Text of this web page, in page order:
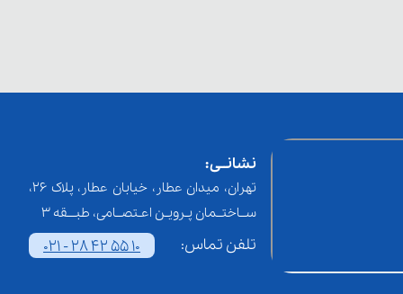
نشانــی:
تهران، میدان عطار، خیابان عطار، پلاک 26،
ســاختــمان پـرویـن اعـتصــامی، طبـــقه 3
تلفن تماس: 021 - 28 42 55 10